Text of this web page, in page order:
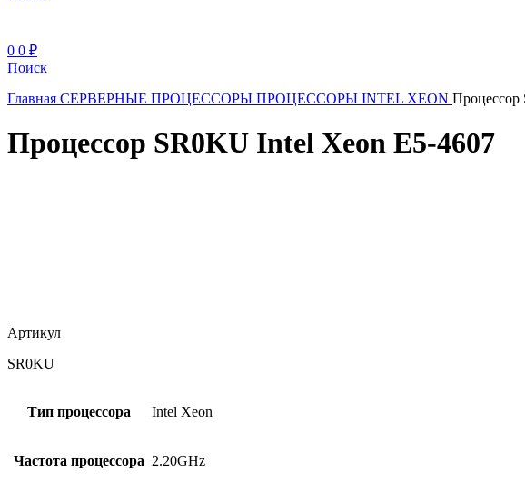
0 0 ₽
Поиск
Главная СЕРВЕРНЫЕ ПРОЦЕССОРЫ ПРОЦЕССОРЫ INTEL XEON Процессор
Процессор SR0KU Intel Xeon E5-4607
Артикул
SR0KU
Тип процессора Intel Xeon
Частота процессора 2.20GHz